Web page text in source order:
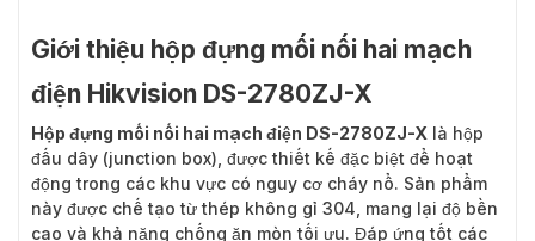
Giới thiệu hộp đựng mối nối hai mạch
điện Hikvision DS-2780ZJ-X
Hộp đựng mối nối hai mạch điện DS-2780ZJ-X là hộp
đấu dây (junction box), được thiết kế đặc biệt để hoạt
động trong các khu vực có nguy cơ cháy nổ. Sản phẩm
này được chế tạo từ thép không gỉ 304, mang lại độ bền
cao và khả năng chống ăn mòn tối ưu. Đáp ứng tốt các